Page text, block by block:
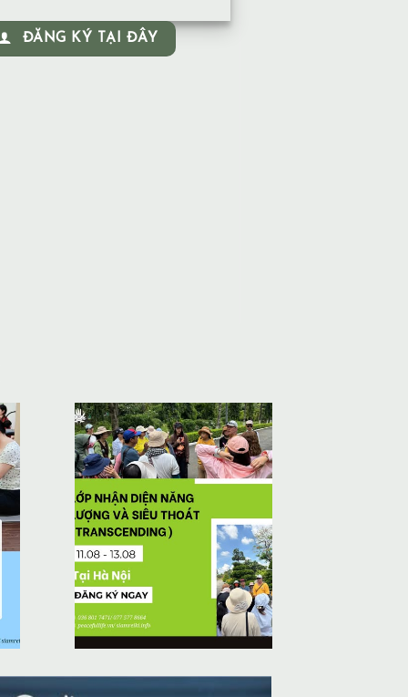
ĐĂNG KÝ TẠI ĐÂY